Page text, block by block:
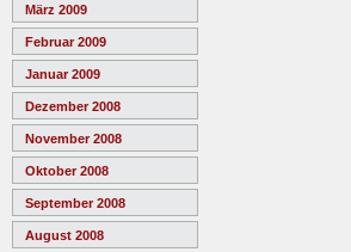
März 2009
Februar 2009
Januar 2009
Dezember 2008
November 2008
Oktober 2008
September 2008
August 2008